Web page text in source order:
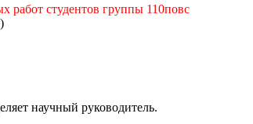
работ студентов группы 110повс
научный руководитель.